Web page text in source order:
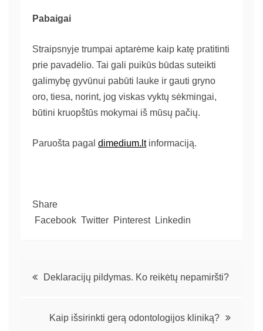
Pabaigai
Straipsnyje trumpai aptarėme kaip katę pratitinti
prie pavadėlio. Tai gali puikūs būdas suteikti
galimybę gyvūnui pabūti lauke ir gauti gryno
oro, tiesa, norint, jog viskas vyktų sėkmingai,
būtini kruopštūs mokymai iš mūsų pačių.
Paruošta pagal dimedium.ltinformaciją.
Share
Facebook Twitter Pinterest Linkedin
Deklaracijų pildymas. Ko reikėtų nepamiršti?
Kaip išsirinkti gerą odontologijos kliniką?